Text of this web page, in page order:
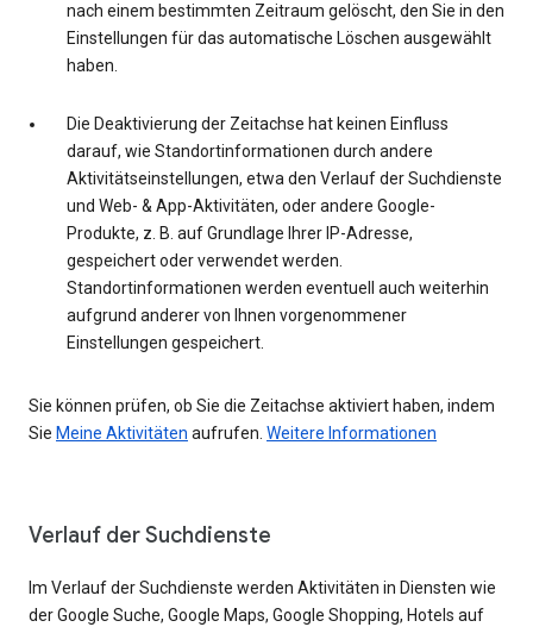
nach einem bestimmten Zeitraum gelöscht, den Sie in den
Einstellungen für das automatische Löschen ausgewählt
haben.
Die Deaktivierung der Zeitachse hat keinen Einfluss
darauf, wie Standortinformationen durch andere
Aktivitätseinstellungen, etwa den Verlauf der Suchdienste
und Web- & App-Aktivitäten, oder andere Google-
Produkte, z. B. auf Grundlage Ihrer IP-Adresse,
gespeichert oder verwendet werden.
Standortinformationen werden eventuell auch weiterhin
aufgrund anderer von Ihnen vorgenommener
Einstellungen gespeichert.
Sie können prüfen, ob Sie die Zeitachse aktiviert haben, indem
Sie Meine Aktivitäten aufrufen. Weitere Informationen
Verlauf der Suchdienste
Im Verlauf der Suchdienste werden Aktivitäten in Diensten wie
der Google Suche, Google Maps, Google Shopping, Hotels auf